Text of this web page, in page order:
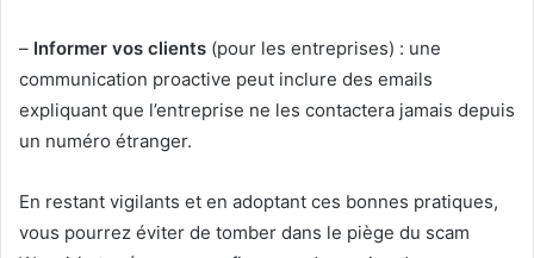
– Informer vos clients (pour les entreprises) : une
communication proactive peut inclure des emails
expliquant que l’entreprise ne les contactera jamais depuis
un numéro étranger.
En restant vigilants et en adoptant ces bonnes pratiques,
vous pourrez éviter de tomber dans le piège du scam